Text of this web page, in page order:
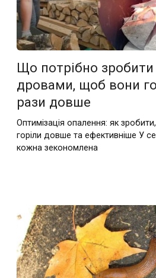
Що потрібно зробити
дровами, щоб вони
рази довше
Оптимізація опалення: як
горіли довше та ефективніше У
кожна зекономлена